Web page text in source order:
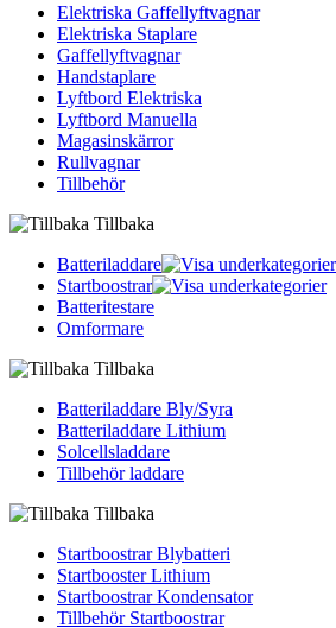
Elektriska Gaffellyftvagnar
Elektriska Staplare
Gaffellyftvagnar
Handstaplare
Lyftbord Elektriska
Lyftbord Manuella
Magasinskärror
Rullvagnar
Tillbehör
Tillbaka
Batteriladdare
Startboostrar
Batteritestare
Omformare
Tillbaka
Batteriladdare Bly/Syra
Batteriladdare Lithium
Solcellsladdare
Tillbehör laddare
Tillbaka
Startboostrar Blybatteri
Startbooster Lithium
Startboostrar Kondensator
Tillbehör Startboostrar